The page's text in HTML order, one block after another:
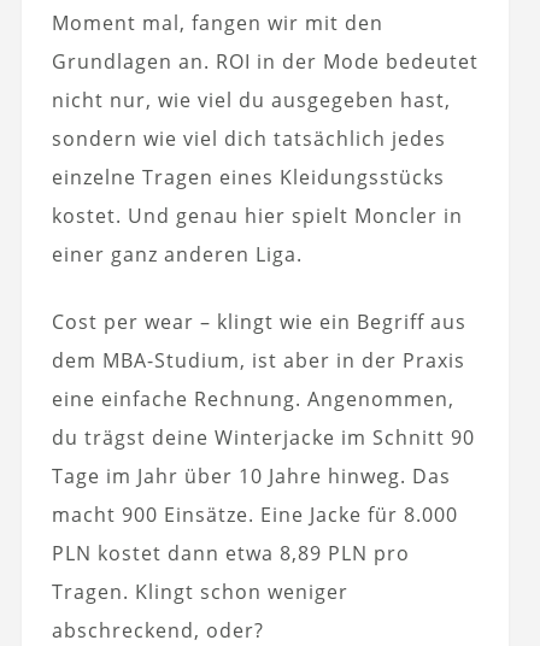
Moment mal, fangen wir mit den
Grundlagen an. ROI in der Mode bedeutet
nicht nur, wie viel du ausgegeben hast,
sondern wie viel dich tatsächlich jedes
einzelne Tragen eines Kleidungsstücks
kostet. Und genau hier spielt Moncler in
einer ganz anderen Liga.
Cost per wear – klingt wie ein Begriff aus
dem MBA-Studium, ist aber in der Praxis
eine einfache Rechnung. Angenommen,
du trägst deine Winterjacke im Schnitt 90
Tage im Jahr über 10 Jahre hinweg. Das
macht 900 Einsätze. Eine Jacke für 8.000
PLN kostet dann etwa 8,89 PLN pro
Tragen. Klingt schon weniger
abschreckend, oder?